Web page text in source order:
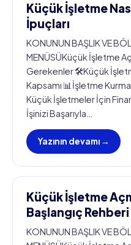
Küçük İşletme
İpuçları
KONUNUN BAŞLIK VE
MENÜSÜKüçük İşletme
Gerekenler 🛠️Küçük
Kapsamı 📊İşletme
Küçük İşletmeler İçin
İşinizi Başarıyla…
Yazının devamı →
Küçük İşletme
Başlangıç Rehberi
KONUNUN BAŞLIK VE